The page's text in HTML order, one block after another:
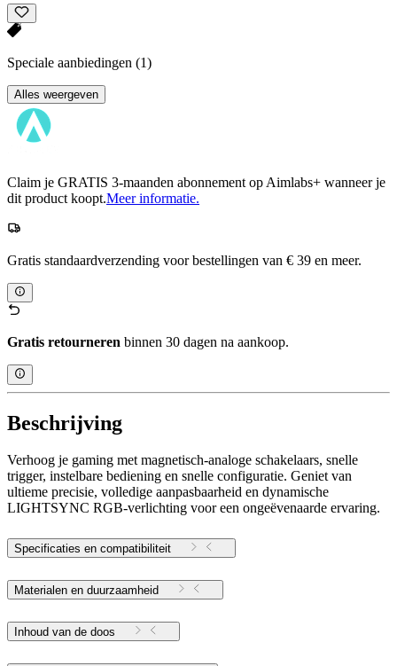
Speciale aanbiedingen (1)
Alles weergeven
Claim je GRATIS 3-maanden abonnement op Aimlabs+ wanneer je
dit product koopt.Meer informatie.
Gratis standaardverzending voor bestellingen van € 39 en meer.
Gratis retourneren binnen 30 dagen na aankoop.
Beschrijving
Verhoog je gaming met magnetisch-analoge schakelaars, snelle
trigger, instelbare bediening en snelle configuratie. Geniet van
ultieme precisie, volledige aanpasbaarheid en dynamische
LIGHTSYNC RGB-verlichting voor een ongeëvenaarde ervaring.
Specificaties en compatibiliteit
Materialen en duurzaamheid
Inhoud van de doos